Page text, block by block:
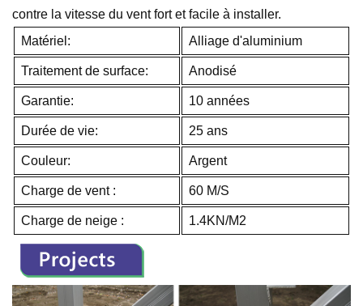
contre la vitesse du vent fort et facile à installer.
Matériel:
Alliage d'aluminium
Traitement de surface: Anodisé
Garantie: 10 années
Durée de vie: 25 ans
Couleur: Argent
Charge de vent : 60 M/S
Charge de neige : 1.4KN/M2